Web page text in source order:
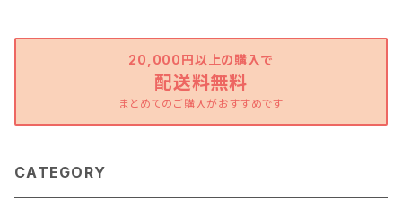
20,000円以上の購入で
配送料無料
まとめてのご購入がおすすめです
CATEGORY